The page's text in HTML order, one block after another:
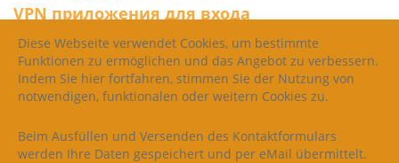
Diese Webseite verwendet Cookies, um bestimmte
Funktionen zu ermöglichen und das Angebot zu verbessern.
Indem Sie hier fortfahren, stimmen Sie der Nutzung von
notwendigen, funktionalen oder weitern Cookies zu.
Beim Ausfüllen und Versenden des Kontaktformulars
werden Ihre Daten gespeichert und per eMail übermittelt.
VPN приложения для входа
Осуществите безопасный вход на Кракен площадку с
помощью наших рекомендуемых VPN-приложений.
Защитите свои данные и обеспечьте конфиденциальность
вашего онлайн-присутствия с помощью наших надежных
ДЛЯ КОМПЬЮТЕРА: